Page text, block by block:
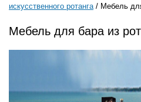
искусственного ротанга
Мебель
Мебель для бара из